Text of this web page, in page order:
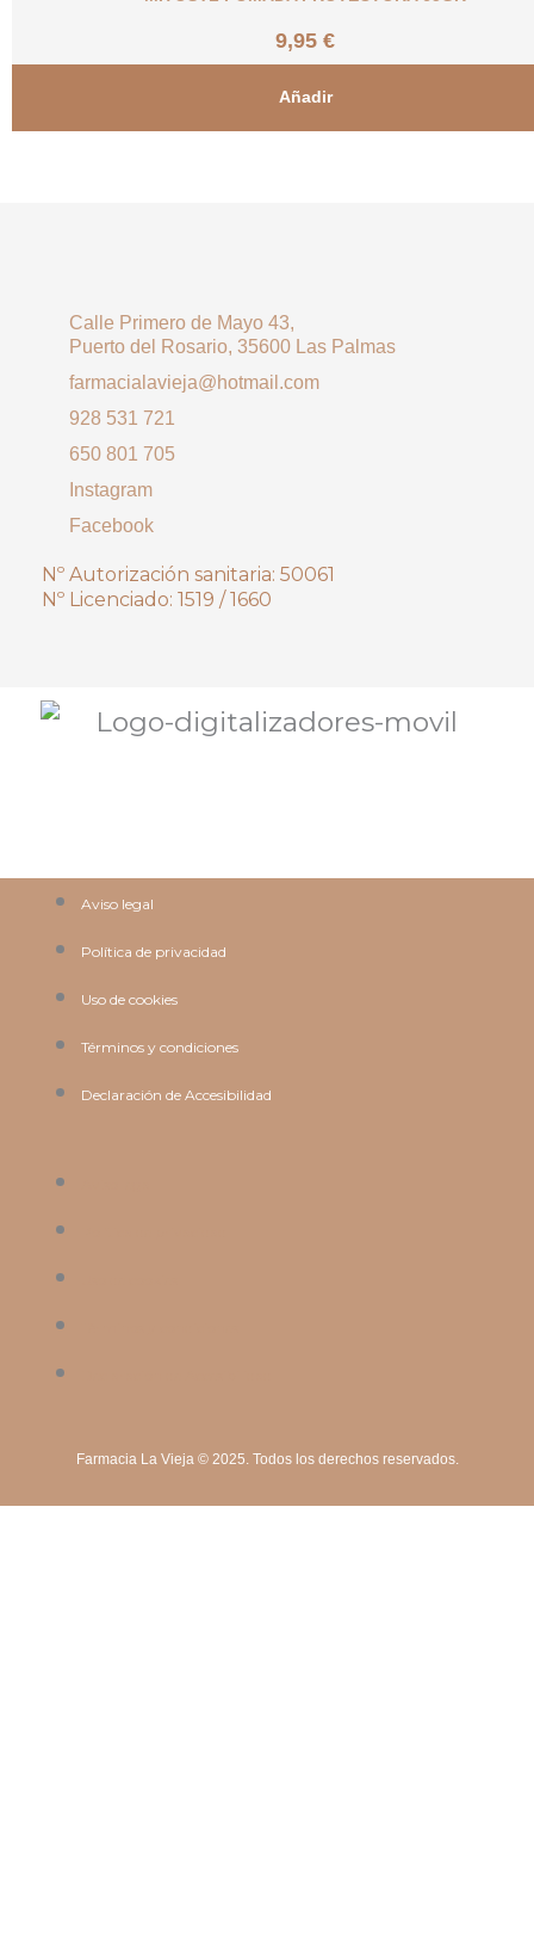
9,95 €
Añadir
Calle Primero de Mayo 43,
Puerto del Rosario, 35600 Las Palmas
farmacialavieja@hotmail.com
928 531 721
650 801 705
Instagram
Facebook
Nº Autorización sanitaria: 50061
Nº Licenciado: 1519 / 1660
Aviso legal
Política de privacidad
Uso de cookies
Términos y condiciones
Declaración de Accesibilidad
Farmacia La Vieja © 2025. Todos los derechos reservados.